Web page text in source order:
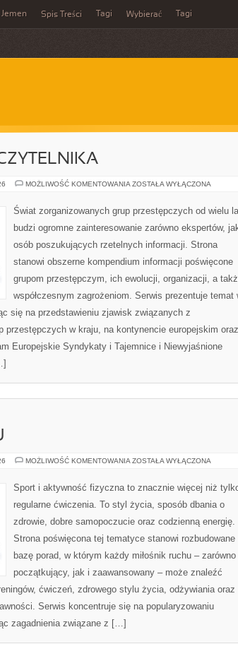
Jemen Spis Treści Tagi Wybierać Tagi
MOŻLIWOŚĆ KOMENTOWANIA Z
ZOSTAŁA WYŁĄCZONA
Świat zorganizowanych grup przestępczych od wielu
budzi ogromne zainteresowanie zarówno ekspertów,
osób poszukujących rzetelnych informacji. Strona
stanowi obszerne kompendium informacji poświęcone
grupom przestępczym, ich ewolucji, organizacji, a
współczesnym zagrożeniom. Serwis prezentuje temat
się na przedstawieniu zjawisk związanych z
przestępczych w kraju, na kontynencie europejskim oraz
Europejskie Syndykaty i Tajemnice i Niewyjaśnione
MOŻLIWOŚĆ KOMENTOWANIA TRENING
ZOSTAŁA WYŁĄCZONA
Sport i aktywność fizyczna to znacznie więcej niż
regularne ćwiczenia. To styl życia, sposób dbania o
zdrowie, dobre samopoczucie oraz codzienną energię.
Strona poświęcona tej tematyce stanowi rozbudowane
bazę porad, w którym każdy miłośnik ruchu – zarówno
początkujący, jak i zaawansowany – może znaleźć
ćwiczeń, zdrowego stylu życia, odżywiania oraz
Serwis koncentruje się na popularyzowaniu
zagadnienia związane z […]